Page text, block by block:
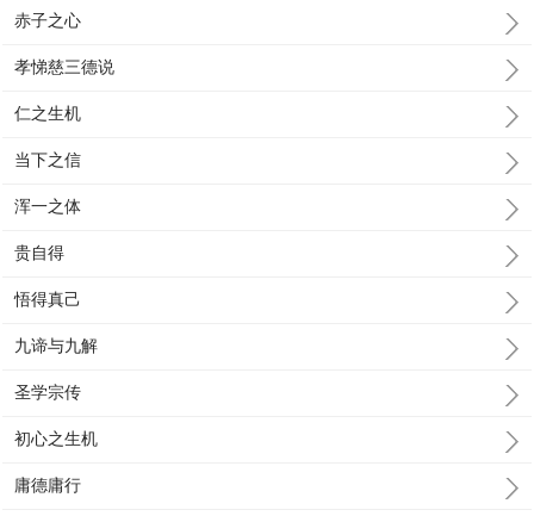
赤子之心
孝悌慈三德说
仁之生机
当下之信
浑一之体
贵自得
悟得真己
九谛与九解
圣学宗传
初心之生机
庸德庸行